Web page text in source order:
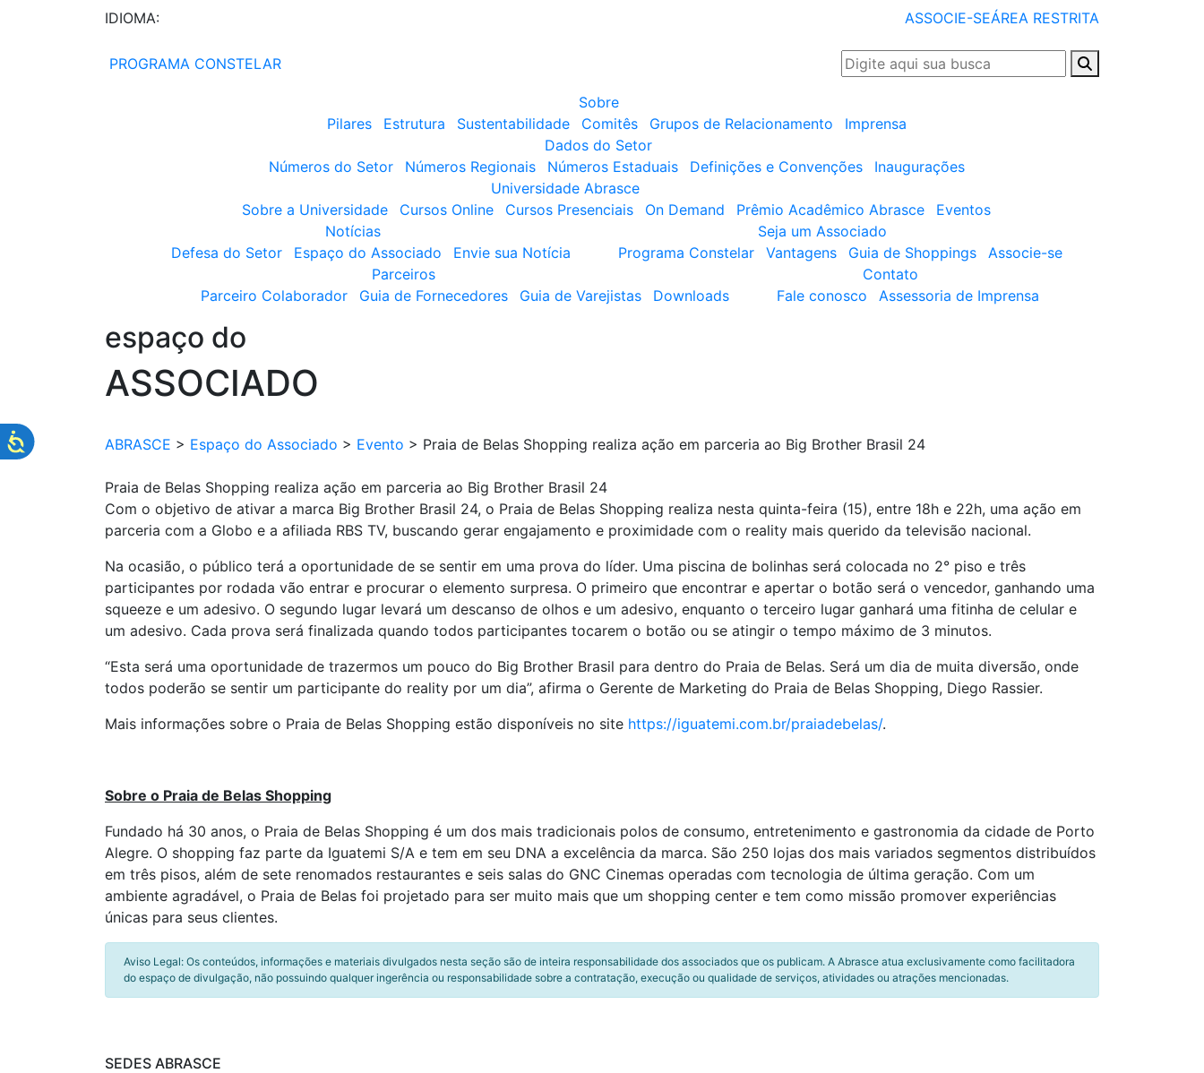
IDIOMA: ASSOCIE-SEÁREA RESTRITA
PROGRAMA CONSTELAR
Sobre
Pilares
Estrutura Sustentabilidade Comitês Grupos de Relacionamento
Imprensa
Dados do Setor
Números do Setor
Números Regionais Números Estaduais Definições e Convenções
Inaugurações
Universidade Abrasce
Sobre a Universidade
Cursos Online Cursos Presenciais On Demand Prêmio Acadêmico Abrasce
Eventos
Notícias
Defesa do Setor
Espaço do Associado Envie sua Notícia
Seja um Associado
Programa Constelar
Vantagens Guia de Shoppings
Associe-se
Parceiros
Parceiro Colaborador
Guia de Fornecedores Guia de Varejistas Downloads
Contato
Fale conosco
Assessoria de Imprensa
espaço do
ASSOCIADO
ABRASCE > Espaço do Associado > Evento > Praia de Belas Shopping realiza ação em parceria ao Big Brother Brasil 24
Praia de Belas Shopping realiza ação em parceria ao Big Brother Brasil 24
Com o objetivo de ativar a marca Big Brother Brasil 24, o Praia de Belas Shopping realiza nesta quinta-feira (15), entre 18h e 22h, uma ação em
parceria com a Globo e a afiliada RBS TV, buscando gerar engajamento e proximidade com o reality mais querido da televisão nacional.
Na ocasião, o público terá a oportunidade de se sentir em uma prova do líder. Uma piscina de bolinhas será colocada no 2° piso e três
participantes por rodada vão entrar e procurar o elemento surpresa. O primeiro que encontrar e apertar o botão será o vencedor, ganhando uma
squeeze e um adesivo. O segundo lugar levará um descanso de olhos e um adesivo, enquanto o terceiro lugar ganhará uma fitinha de celular e
um adesivo. Cada prova será finalizada quando todos participantes tocarem o botão ou se atingir o tempo máximo de 3 minutos.
“Esta será uma oportunidade de trazermos um pouco do Big Brother Brasil para dentro do Praia de Belas. Será um dia de muita diversão, onde
todos poderão se sentir um participante do reality por um dia”, afirma o Gerente de Marketing do Praia de Belas Shopping, Diego Rassier.
Mais informações sobre o Praia de Belas Shopping estão disponíveis no site https://iguatemi.com.br/praiadebelas/.
Sobre o Praia de Belas Shopping
Fundado há 30 anos, o Praia de Belas Shopping é um dos mais tradicionais polos de consumo, entretenimento e gastronomia da cidade de Porto
Alegre. O shopping faz parte da Iguatemi S/A e tem em seu DNA a excelência da marca. São 250 lojas dos mais variados segmentos distribuídos
em três pisos, além de sete renomados restaurantes e seis salas do GNC Cinemas operadas com tecnologia de última geração. Com um
ambiente agradável, o Praia de Belas foi projetado para ser muito mais que um shopping center e tem como missão promover experiências
únicas para seus clientes.
Aviso Legal: Os conteúdos, informações e materiais divulgados nesta seção são de inteira responsabilidade dos associados que os publicam. A Abrasce atua exclusivamente como facilitadora
do espaço de divulgação, não possuindo qualquer ingerência ou responsabilidade sobre a contratação, execução ou qualidade de serviços, atividades ou atrações mencionadas.
SEDES ABRASCE